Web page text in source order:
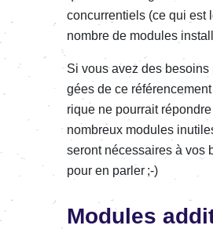
concur­­ren­­tiels (ce qui est
nombre de modules
Si vous avez des
gées de ce
rique ne pour­­rait
nombreux modules
seront néces­­saires à vos
pour en parler ;-)
Modules